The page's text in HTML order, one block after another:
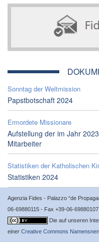
Sonntag der Weltmission
Papstbotschaft 2024
Ermordete Missionare
Aufstellung der im Jahr
Mitarbeiter
Statistiken der Katholischen
Statistiken 2024
Agenzia Fides - Palazzo “de
06-69880115 - Fax +39-06-69880107
Die auf unseren
einer Creative Commons